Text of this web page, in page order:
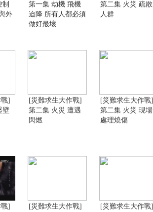
制
外
第一集 劫機 飛機
迫降 所有人都必須
做好最壞...
第二集 火災 疏散
人群
]
壁
[災難求生大作戰]
第二集 火災 遭遇
閃燃
[災難求生大作戰]
第二集 火災 現場
處理燒傷
] [災難求生大作戰] [災難求生大作戰]